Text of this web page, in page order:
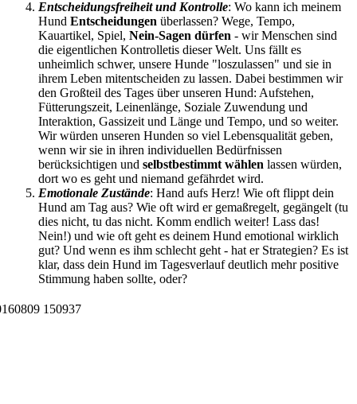
Entscheidungsfreiheit und Kontrolle: Wo kann ich meinem
Hund Entscheidungen überlassen? Wege, Tempo,
Kauartikel, Spiel, Nein-Sagen dürfen - wir Menschen sind
die eigentlichen Kontrolletis dieser Welt. Uns fällt es
unheimlich schwer, unsere Hunde "loszulassen" und sie in
ihrem Leben mitentscheiden zu lassen. Dabei bestimmen wir
den Großteil des Tages über unseren Hund: Aufstehen,
Fütterungszeit, Leinenlänge, Soziale Zuwendung und
Interaktion, Gassizeit und Länge und Tempo, und so weiter.
Wir würden unseren Hunden so viel Lebensqualität geben,
wenn wir sie in ihren individuellen Bedürfnissen
berücksichtigen und selbstbestimmt wählen lassen würden,
dort wo es geht und niemand gefährdet wird.
Emotionale Zustände: Hand aufs Herz! Wie oft flippt dein
Hund am Tag aus? Wie oft wird er gemaßregelt, gegängelt (tu
dies nicht, tu das nicht. Komm endlich weiter! Lass das!
Nein!) und wie oft geht es deinem Hund emotional wirklich
gut? Und wenn es ihm schlecht geht - hat er Strategien? Es ist
klar, dass dein Hund im Tagesverlauf deutlich mehr positive
Stimmung haben sollte, oder?